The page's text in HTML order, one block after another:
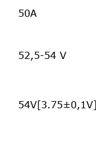
50A
52,5-54 V
54V[3.75±0,1V]